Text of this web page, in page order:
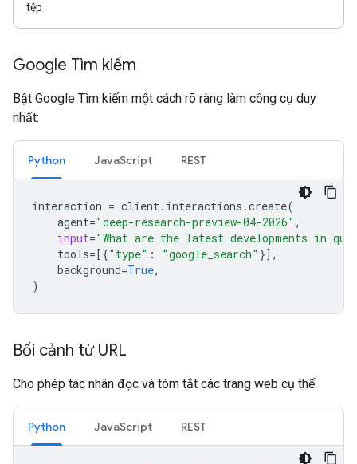
tệp
Google Tìm kiếm
Bật Google Tìm kiếm một cách rõ ràng làm công cụ duy
nhất:
Python JavaScript REST
interaction = client. interactions .create(
agent="deep-research-preview-04-2026" ,
input="What are the latest developments in
tools=[{"type" : "google_search" }],
background=True,
)
Bối cảnh từ URL
Cho phép tác nhân đọc và tóm tắt các trang web cụ thể:
Python JavaScript REST